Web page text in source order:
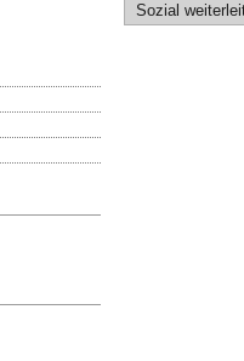
Sozial